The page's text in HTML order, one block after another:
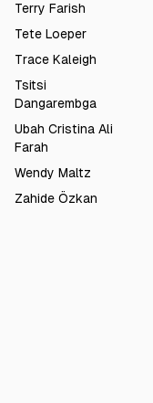
Terry Farish
Tete Loeper
Trace Kaleigh
Tsitsi
Dangarembga
Ubah Cristina Ali
Farah
Wendy Maltz
Zahide Özkan